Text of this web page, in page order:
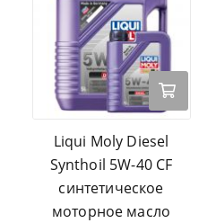
Liqui Moly Diesel
Synthoil 5W-40 CF
синтетическое
моторное масло